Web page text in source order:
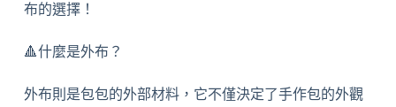
布的選擇！
🔺什麼是外布？
外布則是包包的外部材料，它不僅決定了手作包的外觀